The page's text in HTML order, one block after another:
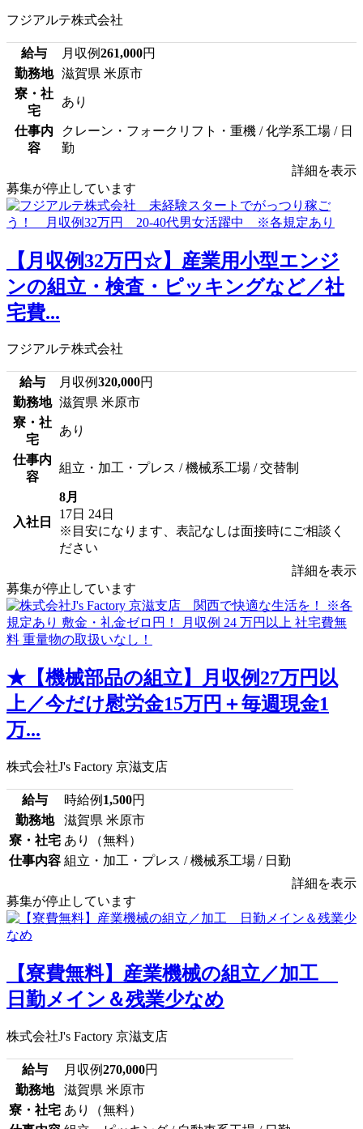
フジアルテ株式会社
給与 月収例261,000円
勤務地
滋賀県 米原市
寮・社
宅
あり
仕事内
容
クレーン・フォークリフト・重機 / 化学系工場 / 日
勤
詳細を表示
募集が停止しています
【月収例32万円☆】産業用小型エンジ
ンの組立・検査・ピッキングなど／社
宅費...
フジアルテ株式会社
給与 月収例320,000円
勤務地 滋賀県 米原市
寮・社
宅
あり
仕事内
容
組立・加工・プレス / 機械系工場 / 交替制
入社日
8月
17日 24日
※目安になります、表記なしは面接時にご相談く
ださい
詳細を表示
募集が停止しています
★【機械部品の組立】月収例27万円以
上／今だけ慰労金15万円＋毎週現金1
万...
株式会社J's Factory 京滋支店
給与 時給例 1,500円
勤務地
滋賀県 米原市
寮・社宅 あり（無料）
仕事内容 組立・加工・プレス / 機械系工場 / 日勤
詳細を表示
募集が停止しています
【寮費無料】産業機械の組立／加工
日勤メイン＆残業少なめ
株式会社J's Factory 京滋支店
給与 月収例270,000円
勤務地
滋賀県 米原市
寮・社宅 あり（無料）